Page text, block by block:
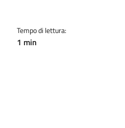
Tempo di lettura:
1 min